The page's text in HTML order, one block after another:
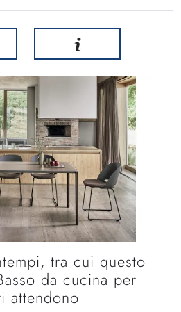
tra cui questo
da cucina per
attendono